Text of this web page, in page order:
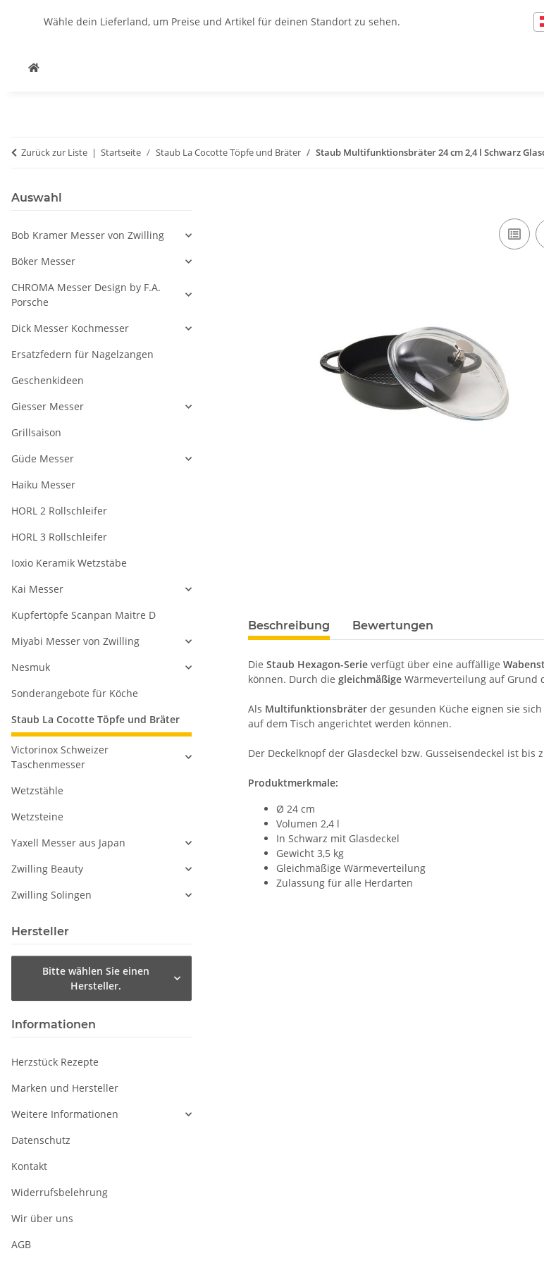
Wähle dein Lieferland, um Preise und Artikel für deinen Standort zu sehen.
Zurück zur Liste Startseite Staub La Cocotte Töpfe und Bräter Staub Multifunktionsbräter 24 cm 2,4 l Schwarz
Beschreibung Bewertungen
Die Staub Hexagon-Serie verfügt über eine auffällige
können. Durch die gleichmäßige Wärmeverteilung auf Grund
Als Multifunktionsbräter der gesunden Küche eignen sie
auf dem Tisch angerichtet werden können.
Der Deckelknopf der Glasdeckel bzw. Gusseisendeckel ist bis
Produktmerkmale:
Ø 24 cm
Volumen 2,4 l
In Schwarz mit Glasdeckel
Gewicht 3,5 kg
Gleichmäßige Wärmeverteilung
Zulassung für alle Herdarten
Auswahl
Bob Kramer Messer von Zwilling
Böker Messer
CHROMA Messer Design by F.A.
Porsche
Dick Messer Kochmesser
Ersatzfedern für Nagelzangen
Geschenkideen
Giesser Messer
Grillsaison
Güde Messer
Haiku Messer
HORL 2 Rollschleifer
HORL 3 Rollschleifer
Ioxio Keramik Wetzstäbe
Kai Messer
Kupfertöpfe Scanpan Maitre D
Miyabi Messer von Zwilling
Nesmuk
Sonderangebote für Köche
Staub La Cocotte Töpfe und Bräter
Victorinox Schweizer
Taschenmesser
Wetzstähle
Wetzsteine
Yaxell Messer aus Japan
Zwilling Beauty
Zwilling Solingen
Hersteller
Bitte wählen Sie einen
Hersteller.
Informationen
Herzstück Rezepte
Marken und Hersteller
Weitere Informationen
Datenschutz
Kontakt
Widerrufsbelehrung
Wir über uns
AGB